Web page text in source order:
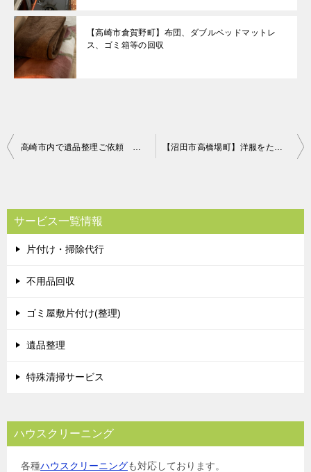
【高崎市倉賀野町】布団、ダブルベッドマットレ
ス、ゴミ箱等の回収
投
ビ
ゲ
ー
シ
高崎市内で遺品整理ご依頼 お客様の声 【沼田市高橋場町】洋服をたたんで片付けてほしいというご依頼☆2部屋に散らばった服をすっきり収納までしたので喜んでいただけました。
サービス一覧情報
片付け・掃除代行
不用品回収
ゴミ屋敷片付け(整理)
遺品整理
特殊清掃サービス
ハウスクリーニング
各種ハウスクリーニングも対応しております。